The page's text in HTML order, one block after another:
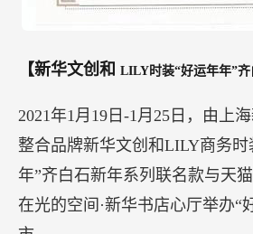
【新华文创和 LILY时装“好运年年”齐
2021年1月19日-1月25日，由上
整合品牌新华文创和LILY商务时
年”齐白石新年系列联名款与天
在光的空间·新华书店心厅举办“